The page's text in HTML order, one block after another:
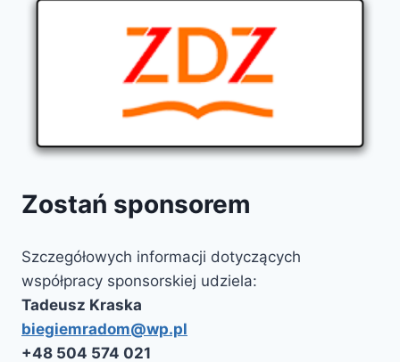
Zostań sponsorem
Szczegółowych informacji dotyczących
współpracy sponsorskiej udziela:
Tadeusz Kraska
biegiemradom@wp.pl
‭+48 504 574 021‬